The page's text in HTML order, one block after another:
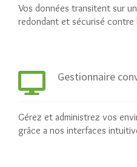
Vos données transitent sur
redondant et sécurisé contre
Gestionnaire
Gérez et administrez vos
grâce a nos interfaces